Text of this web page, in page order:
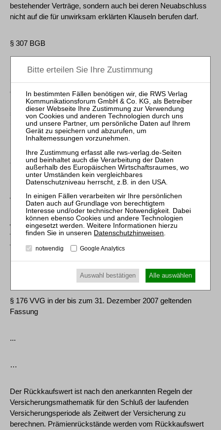
bestehender Verträge, sondern auch bei deren Neuabschluss
nicht auf die für unwirksam erklärten Klauseln berufen darf.
§ 307 BGB
Bestimmungen in Allgemeinen Geschäftsbedingungen sind
unwirksam, wenn sie den Vertragspartner des Verwenders
entgegen den Geboten von Treu und Glauben unangemessen
benachteiligen. Eine unangemessene Benachteiligung kann
sich auch daraus ergeben, dass die Bestimmung nicht klar
und verständlich ist.
Eine unangemessene Benachteiligung ist im Zweifel
anzunehmen, wenn eine Bestimmung
mit wesentlichen Grundgedanken der gesetzlichen Regelung,
von der abgewichen wird, nicht zu vereinbaren ist oder
wesentliche Rechte oder Pflichten, die sich aus der Natur des
Vertrags ergeben, so einschränkt, dass die Erreichung des
Vertragszwecks gefährdet ist.
§ 176 VVG in der bis zum 31. Dezember 2007 geltenden
Fassung
...
…
Der Rückkaufswert ist nach den anerkannten Regeln der
Versicherungsmathematik für den Schluß der laufenden
Versicherungsperiode als Zeitwert der Versicherung zu
berechnen. Prämienrückstände werden vom Rückkaufswert
Datenschutzhinweisen.
notwendig Google Analytics
Auswahl bestätigen Alle auswählen